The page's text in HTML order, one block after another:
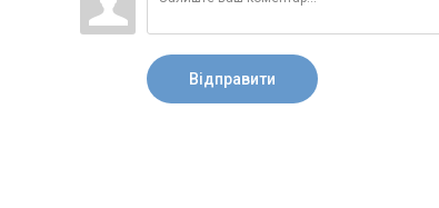
Відправити